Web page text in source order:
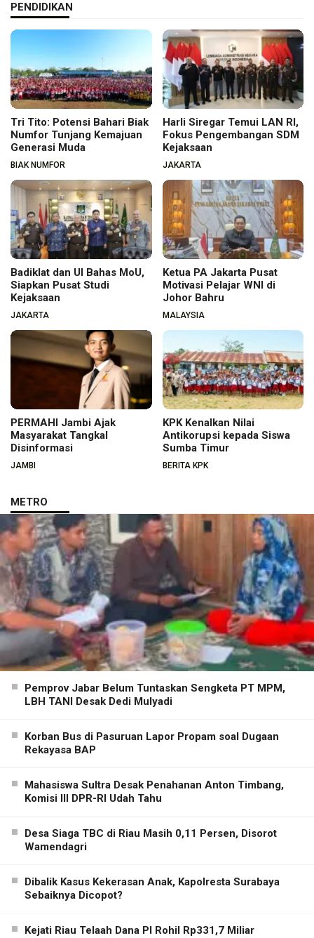
PENDIDIKAN
Tri Tito: Potensi Bahari Biak
Numfor Tunjang Kemajuan
Generasi Muda
BIAK NUMFOR
Harli Siregar Temui LAN RI,
Fokus Pengembangan SDM
Kejaksaan
JAKARTA
Badiklat dan UI Bahas MoU,
Siapkan Pusat Studi
Kejaksaan
JAKARTA
Ketua PA Jakarta Pusat
Motivasi Pelajar WNI di
Johor Bahru
MALAYSIA
PERMAHI Jambi Ajak
Masyarakat Tangkal
Disinformasi
JAMBI
KPK Kenalkan Nilai
Antikorupsi kepada Siswa
Sumba Timur
BERITA KPK
METRO
Pemprov Jabar Belum Tuntaskan Sengketa PT MPM,
LBH TANI Desak Dedi Mulyadi
Korban Bus di Pasuruan Lapor Propam soal Dugaan
Rekayasa BAP
Mahasiswa Sultra Desak Penahanan Anton Timbang,
Komisi III DPR-RI Udah Tahu
Desa Siaga TBC di Riau Masih 0,11 Persen, Disorot
Wamendagri
Dibalik Kasus Kekerasan Anak, Kapolresta Surabaya
Sebaiknya Dicopot?
Kejati Riau Telaah Dana PI Rohil Rp331,7 Miliar